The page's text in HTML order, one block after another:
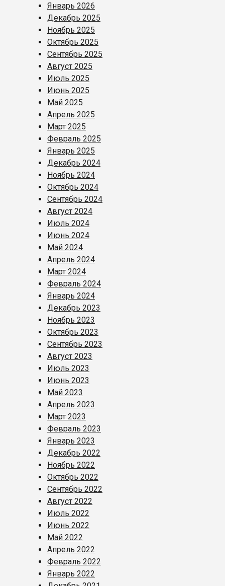
Январь 2026
Декабрь 2025
Ноябрь 2025
Октябрь 2025
Сентябрь 2025
Август 2025
Июль 2025
Июнь 2025
Май 2025
Апрель 2025
Март 2025
Февраль 2025
Январь 2025
Декабрь 2024
Ноябрь 2024
Октябрь 2024
Сентябрь 2024
Август 2024
Июль 2024
Июнь 2024
Май 2024
Апрель 2024
Март 2024
Февраль 2024
Январь 2024
Декабрь 2023
Ноябрь 2023
Октябрь 2023
Сентябрь 2023
Август 2023
Июль 2023
Июнь 2023
Май 2023
Апрель 2023
Март 2023
Февраль 2023
Январь 2023
Декабрь 2022
Ноябрь 2022
Октябрь 2022
Сентябрь 2022
Август 2022
Июль 2022
Июнь 2022
Май 2022
Апрель 2022
Февраль 2022
Январь 2022